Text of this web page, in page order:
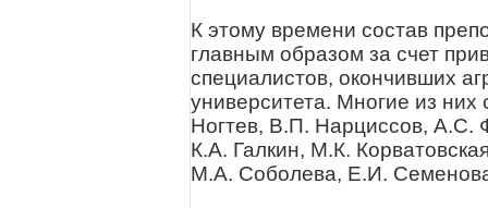
К этому времени состав
главным образом за счет
специалистов, окончивших
университета. Многие из
Ногтев, В.П. Нарциссов, А.С.
К.А. Галкин, М.К.
М.А. Соболева, Е.И.